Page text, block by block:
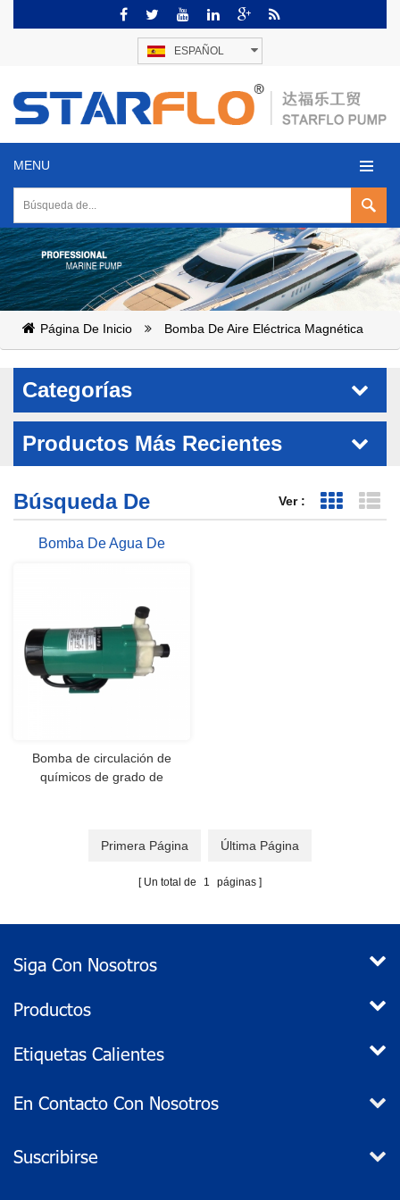
ESPAÑOL
MENU
Página De Inicio Bomba De Aire Eléctrica Magnética
Categorías
Productos Más Recientes
Búsqueda De Ver : Vista de
Bomba De Agua De
Bomba de circulación de
químicos de grado de
Primera Página Última Página
Un total de 1 páginas
Siga Con Nosotros
Productos
Etiquetas Calientes
En Contacto Con Nosotros
Suscribirse